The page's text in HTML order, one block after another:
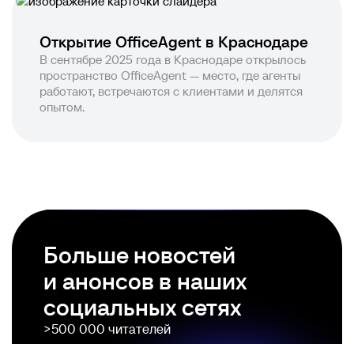
Открытие OfficeAgent в Краснодаре
В сентябре 2025 года в Краснодаре открылось
пространство OfficeAgent — место, где агенты
работают, встречаются с клиентами и делятся
опытом.
Больше новостей
и анонсов в наших
социальных сетях
>500 000 читателей